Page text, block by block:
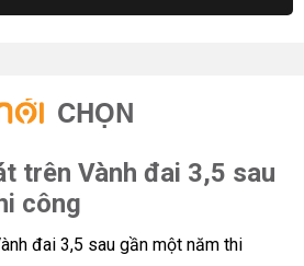
CHỌN
trên Vành đai 3,5 sau
công